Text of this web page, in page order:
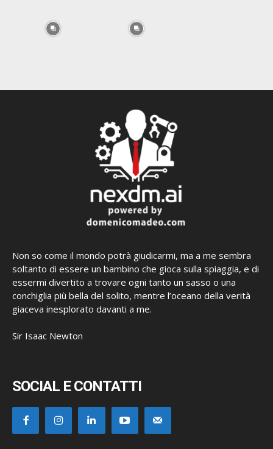
Non so come il mondo potrà giudicarmi, ma a me sembra
soltanto di essere un bambino che gioca sulla spiaggia, e di
essermi divertito a trovare ogni tanto un sasso o una
conchiglia più bella del solito, mentre l’oceano della verità
giaceva inesplorato davanti a me.
Sir Isaac Newton
SOCIAL E CONTATTI